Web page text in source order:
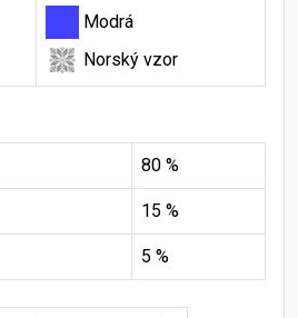
Modrá
Norský vzor
80 %
15 %
5 %